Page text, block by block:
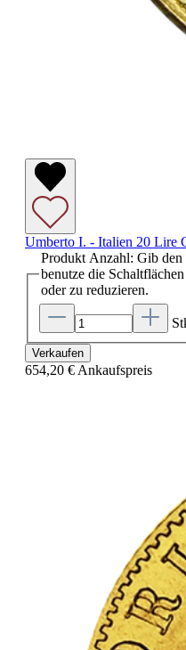
Umberto I. - Italien 20 Lire
Produkt Anzahl: Gib den
benutze die
oder zu reduzieren.
Verkaufen
654,20 € Ankaufspreis